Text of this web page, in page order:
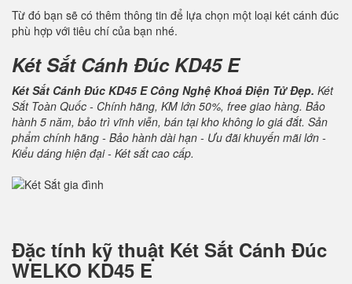
Từ đó bạn sẽ có thêm thông tin để lựa chọn một loại két cánh đúc
phù hợp với tiêu chí của bạn nhé.
Két Sắt Cánh Đúc KD45 E
Két Sắt Cánh Đúc KD45 E Công Nghệ Khoá Điện Tử Đẹp. Két
Sắt Toàn Quốc - Chính hãng, KM lớn 50%, free giao hàng. Bảo
hành 5 năm, bảo trì vĩnh viễn, bán tại kho không lo giá đắt. Sản
phẩm chính hãng - Bảo hành dài hạn - Ưu đãi khuyến mãi lớn -
Kiểu dáng hiện đại - Két sắt cao cấp.
Đặc tính kỹ thuật Két Sắt Cánh Đúc
WELKO KD45 E